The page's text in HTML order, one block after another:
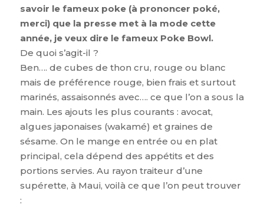
savoir le fameux poke (à prononcer poké,
merci) que la presse met à la mode cette
année, je veux dire le fameux Poke Bowl.
De quoi s’agit-il ?
Ben…. de cubes de thon cru, rouge ou blanc
mais de préférence rouge, bien frais et surtout
marinés, assaisonnés avec…. ce que l’on a sous la
main. Les ajouts les plus courants : avocat,
algues japonaises (wakamé) et graines de
sésame. On le mange en entrée ou en plat
principal, cela dépend des appétits et des
portions servies. Au rayon traiteur d’une
supérette, à Maui, voilà ce que l’on peut trouver
: